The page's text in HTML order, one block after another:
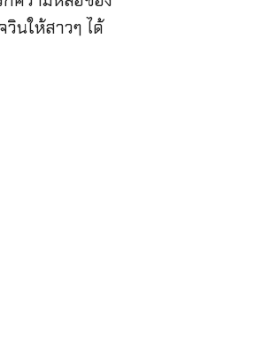
นให้สาวๆ ได้